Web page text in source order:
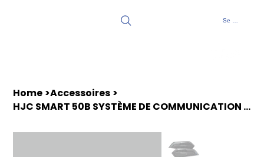
Se connecter
Home >Accessoires >
HJC SMART 50B SYSTÈME DE COMMUNICATION NOIR